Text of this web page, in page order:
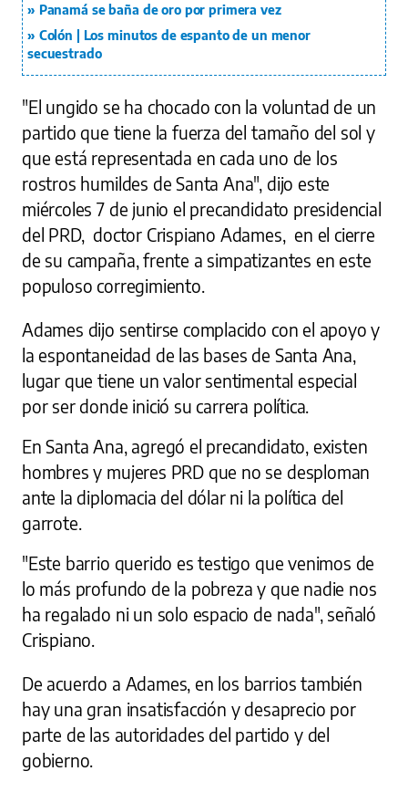
Panamá se baña de oro por primera vez
Colón | Los minutos de espanto de un menor
secuestrado
"El ungido se ha chocado con la voluntad de un
partido que tiene la fuerza del tamaño del sol y
que está representada en cada uno de los
rostros humildes de Santa Ana", dijo este
miércoles 7 de junio el precandidato presidencial
del PRD, doctor Crispiano Adames, en el cierre
de su campaña, frente a simpatizantes en este
populoso corregimiento.
Adames dijo sentirse complacido con el apoyo y
la espontaneidad de las bases de Santa Ana,
lugar que tiene un valor sentimental especial
por ser donde inició su carrera política.
En Santa Ana, agregó el precandidato, existen
hombres y mujeres PRD que no se desploman
ante la diplomacia del dólar ni la política del
garrote.
"Este barrio querido es testigo que venimos de
lo más profundo de la pobreza y que nadie nos
ha regalado ni un solo espacio de nada", señaló
Crispiano.
De acuerdo a Adames, en los barrios también
hay una gran insatisfacción y desaprecio por
parte de las autoridades del partido y del
gobierno.